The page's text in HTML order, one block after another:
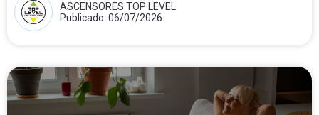
ASCENSORES TOP LEVEL
Publicado: 06/07/2026